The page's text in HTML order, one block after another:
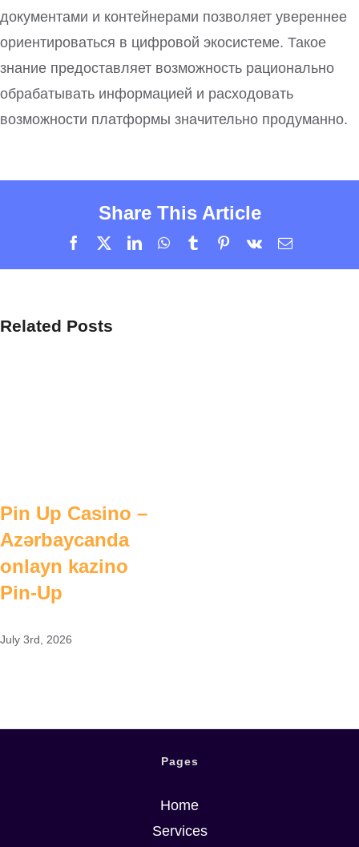
документами и контейнерами позволяет увереннее
ориентироваться в цифровой экосистеме. Такое
знание предоставляет возможность рационально
обрабатывать информацией и расходовать
возможности платформы значительно продуманно.
Share This Article
Facebook LinkedInWhatsApp
TumblrPinterest
Vk Email
Related Posts
Pin Up Casino –
Azərbaycanda
onlayn kazino
Pin-Up
July 3rd, 2026
Pages
Home
Services